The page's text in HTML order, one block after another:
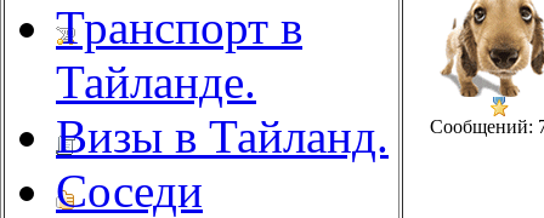
Транспорт в
Тайланде.
Визы в Тайланд.
Соседи
Сообщений: